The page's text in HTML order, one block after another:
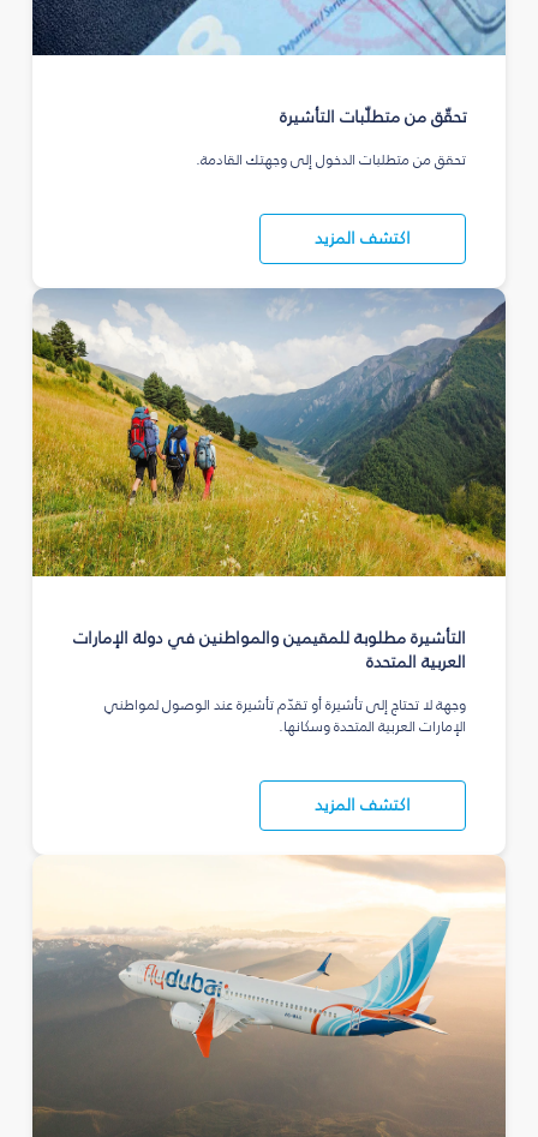
تحقّق من متطلّبات التأشيرة
تحقق من متطلبات الدخول إلى وجهتك القادمة.
اكتشف المزيد
التأشيرة مطلوبة للمقيمين والمواطنين في دولة الإمارات
العربية المتحدة
وجهة لا تحتاج إلى تأشيرة أو تقدّم تأشيرة عند الوصول لمواطني
الإمارات العربية المتحدة وسكانها.
اكتشف المزيد